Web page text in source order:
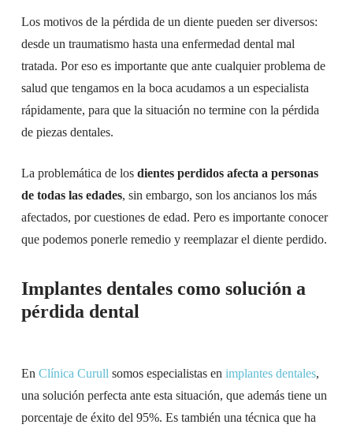
Los motivos de la pérdida de un diente pueden ser diversos:
desde un traumatismo hasta una enfermedad dental mal
tratada. Por eso es importante que ante cualquier problema de
salud que tengamos en la boca acudamos a un especialista
rápidamente, para que la situación no termine con la pérdida
de piezas dentales.
La problemática de los dientes perdidos afecta a personas
de todas las edades, sin embargo, son los ancianos los más
afectados, por cuestiones de edad. Pero es importante conocer
que podemos ponerle remedio y reemplazar el diente perdido.
Implantes dentales como solución a
pérdida dental
En Clínica Curull somos especialistas en implantes dentales,
una solución perfecta ante esta situación, que además tiene un
porcentaje de éxito del 95%. Es también una técnica que ha